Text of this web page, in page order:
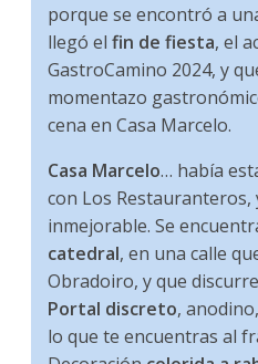
porque se encontró a
llegó elfin de fiesta, el
GastroCamino 2024, y
momentazo
cena en Casa Marcelo.
Casa Marcelo… había
con Los Restauranteros,
inmejorable. Se
catedral, en una calle
Obradoiro, y que
Portal discreto,
lo que te encuentras al